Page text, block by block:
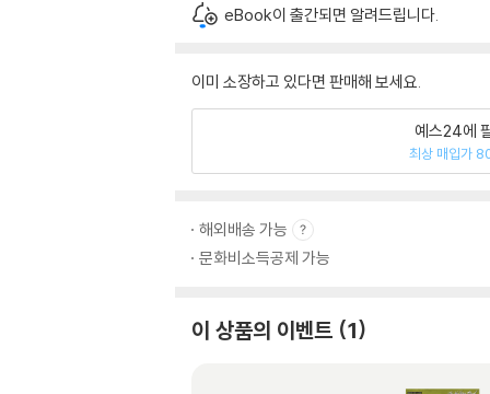
eBook이 출간되면 알려드립니다.
이미 소장하고 있다면 판매해 보세요.
예스24에
최상 매입가
해외배송 가능
문화비소득공제 가능
이 상품의 이벤트 1